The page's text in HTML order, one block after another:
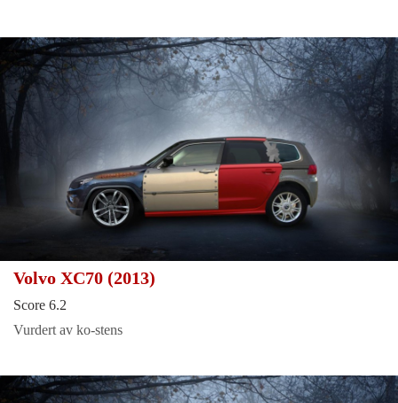
Volvo XC70 (2013)
Score 6.2
Vurdert av ko-stens